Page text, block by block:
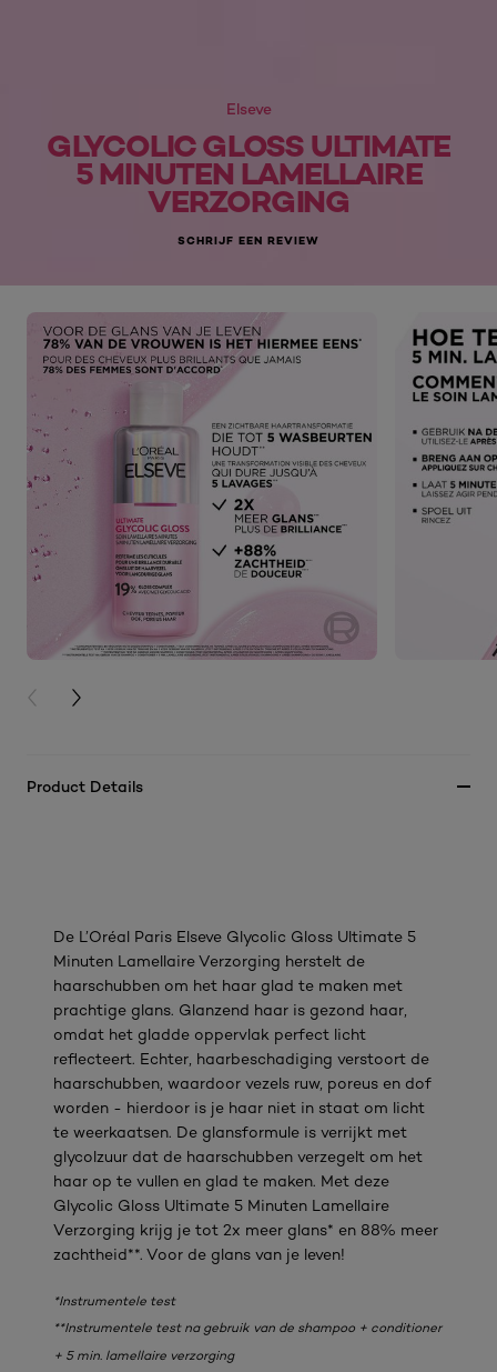
Elseve
GLYCOLIC GLOSS ULTIMATE
5 MINUTEN LAMELLAIRE
VERZORGING
SCHRIJF EEN REVIEW
PREVIOUS CARD
NEXT CARD
Product Details
De L’Oréal Paris Elseve Glycolic Gloss Ultimate 5
Minuten Lamellaire Verzorging herstelt de
haarschubben om het haar glad te maken met
prachtige glans. Glanzend haar is gezond haar,
omdat het gladde oppervlak perfect licht
reflecteert. Echter, haarbeschadiging verstoort de
haarschubben, waardoor vezels ruw, poreus en dof
worden - hierdoor is je haar niet in staat om licht
te weerkaatsen. De glansformule is verrijkt met
glycolzuur dat de haarschubben verzegelt om het
haar op te vullen en glad te maken. Met deze
Glycolic Gloss Ultimate 5 Minuten Lamellaire
Verzorging krijg je tot 2x meer glans* en 88% meer
zachtheid**. Voor de glans van je leven!
*Instrumentele test​
**Instrumentele test na gebruik van de shampoo + conditioner
+ 5 min. lamellaire verzorging​